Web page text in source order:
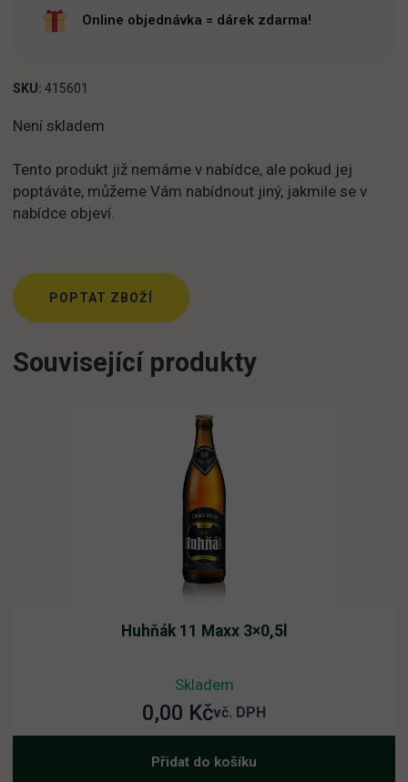
Online objednávka = dárek zdarma!
SKU: 415601
Není skladem
Tento produkt již nemáme v nabídce, ale pokud jej
poptáváte, můžeme Vám nabídnout jiný, jakmile se v
nabídce objeví.
POPTAT ZBOŽÍ
Související produkty
Huhňák 11 Maxx 3×0,5l
Skladem
0,00 Kčvč. DPH
Přidat do košíku